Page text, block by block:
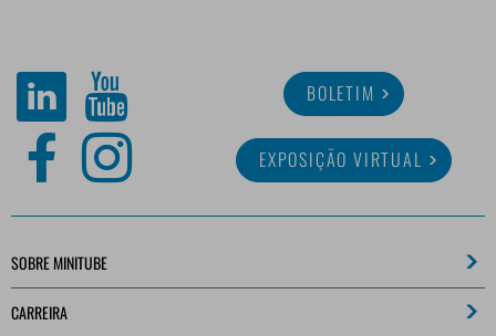
BOLETIM
EXPOSIÇÃO VIRTUAL
SOBRE MINITUBE
CARREIRA